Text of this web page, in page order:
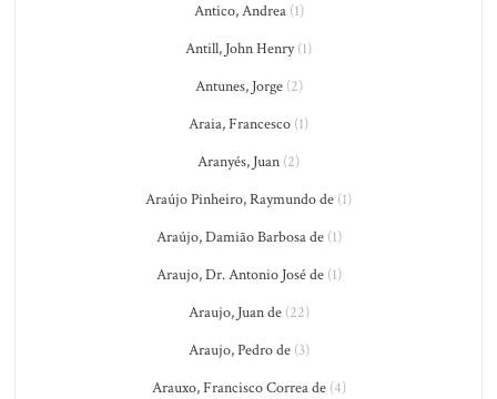
Antico, Andrea(1)
Antill, John Henry(1)
Antunes, Jorge(2)
Araia, Francesco (1)
Aranyés, Juan (2)
Araújo Pinheiro, Raymundo de (1)
Araújo, Damião Barbosa de(1)
Araujo, Dr. Antonio José de(1)
Araujo, Juan de(22)
Araujo, Pedro de(3)
Arauxo, Francisco Correa de(4)